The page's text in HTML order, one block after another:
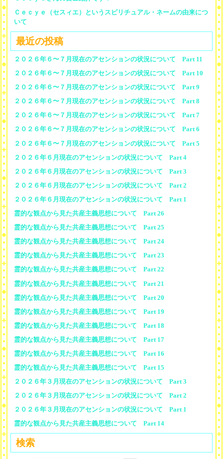
Ｃｅｃｙｅ（セスィエ）というスピリチュアル・ネームの由来につ
いて
最近の投稿
２０２６年６〜７月現在のアセンションの状況について Part 11
２０２６年６〜７月現在のアセンションの状況について Part 10
２０２６年６〜７月現在のアセンションの状況について Part 9
２０２６年６〜７月現在のアセンションの状況について Part 8
２０２６年６〜７月現在のアセンションの状況について Part 7
２０２６年６〜７月現在のアセンションの状況について Part 6
２０２６年６〜７月現在のアセンションの状況について Part 5
２０２６年６月現在のアセンションの状況について Part 4
２０２６年６月現在のアセンションの状況について Part 3
２０２６年６月現在のアセンションの状況について Part 2
２０２６年６月現在のアセンションの状況について Part 1
霊的な観点から見た共産主義思想について Part 26
霊的な観点から見た共産主義思想について Part 25
霊的な観点から見た共産主義思想について Part 24
霊的な観点から見た共産主義思想について Part 23
霊的な観点から見た共産主義思想について Part 22
霊的な観点から見た共産主義思想について Part 21
霊的な観点から見た共産主義思想について Part 20
霊的な観点から見た共産主義思想について Part 19
霊的な観点から見た共産主義思想について Part 18
霊的な観点から見た共産主義思想について Part 17
霊的な観点から見た共産主義思想について Part 16
霊的な観点から見た共産主義思想について Part 15
２０２６年３月現在のアセンションの状況について Part 3
２０２６年３月現在のアセンションの状況について Part 2
２０２６年３月現在のアセンションの状況について Part 1
霊的な観点から見た共産主義思想について Part 14
検索